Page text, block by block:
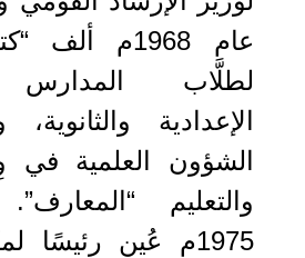
عام 1968م
لطلَّاب المدارس
الإعدادية
الشؤون العلمية في
والتعليم
1975م عُين رئيسًا